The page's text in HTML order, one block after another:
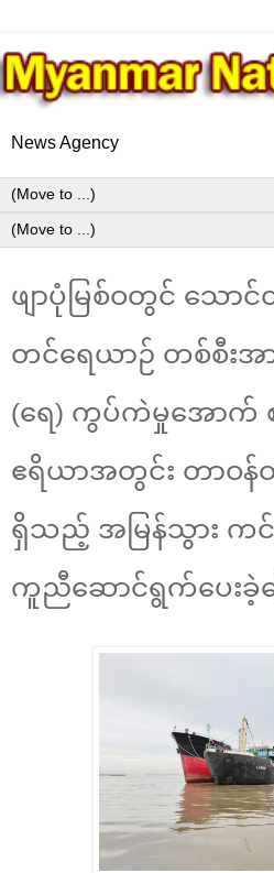
News Agency
ဖျာပုံမြစ်ဝတွင် သော
တင်ရေယာဉ် တစ်စီးအ
(ရေ) ကွပ်ကဲမှုအောက် စ
ဧရိယာအတွင်း တာဝန်
ရှိသည့် အမြန်သွား က
ကူညီဆောင်ရွက်ပေးခဲ့က